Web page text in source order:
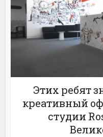
Этих ребят
креативный
студии